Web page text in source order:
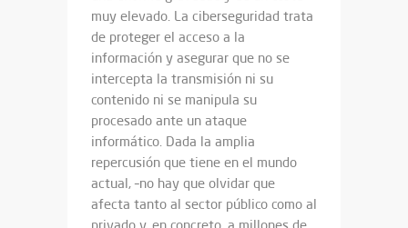
muy elevado. La ciberseguridad trata
de proteger el acceso a la
información y asegurar que no se
intercepta la transmisión ni su
contenido ni se manipula su
procesado ante un ataque
informático. Dada la amplia
repercusión que tiene en el mundo
actual, –no hay que olvidar que
afecta tanto al sector público como al